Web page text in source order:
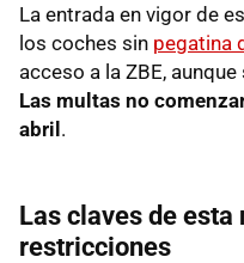
La entrada en vigor de
los coches sin pegatina
acceso a la ZBE,
Las multas no
abril.
Las claves de esta
restricciones